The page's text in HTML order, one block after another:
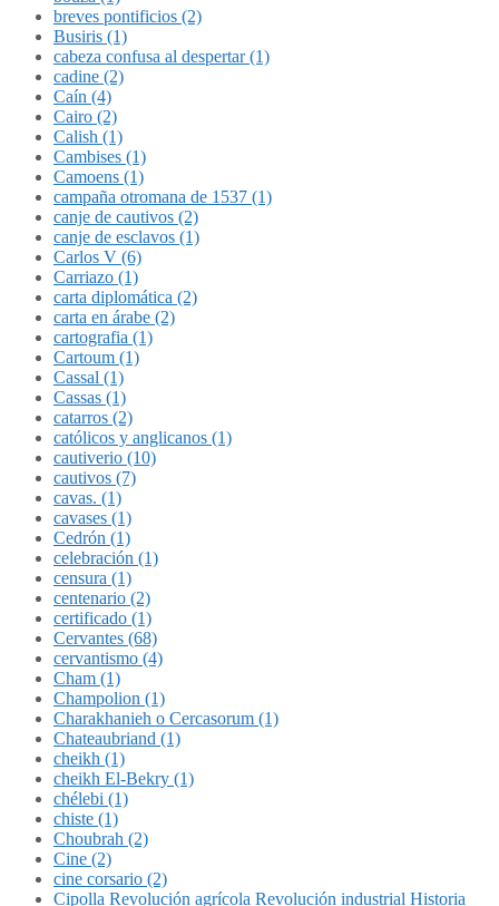
breves pontificios (2)
Busiris (1)
cabeza confusa al despertar (1)
cadine (2)
Caín (4)
Cairo (2)
Calish (1)
Cambises (1)
Camoens (1)
campaña otromana de 1537 (1)
canje de cautivos (2)
canje de esclavos (1)
Carlos V (6)
Carriazo (1)
carta diplomática (2)
carta en árabe (2)
cartografia (1)
Cartoum (1)
Cassal (1)
Cassas (1)
catarros (2)
católicos y anglicanos (1)
cautiverio (10)
cautivos (7)
cavas. (1)
cavases (1)
Cedrón (1)
celebración (1)
censura (1)
centenario (2)
certificado (1)
Cervantes (68)
cervantismo (4)
Cham (1)
Champolion (1)
Charakhanieh o Cercasorum (1)
Chateaubriand (1)
cheikh (1)
cheikh El-Bekry (1)
chélebi (1)
chiste (1)
Choubrah (2)
Cine (2)
cine corsario (2)
Cipolla Revolución agrícola Revolución industrial Historia